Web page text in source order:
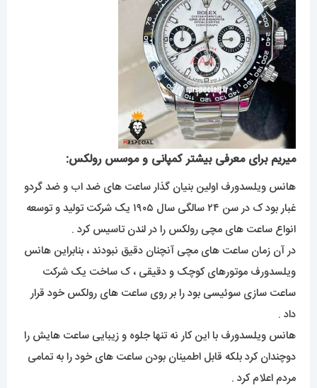
میریم برای معرفی بیشتر کمپانی و موسس رولکس:
هانس ویلسدورف اولین بنیان گذار ساعت های ضد اب و ضد گردو
غبار بود ک در سن ۲۴ سالگی سال ۱۹۰۵ یک شرکت تولید و توسعه
انواع ساعت های مچی رولکس را در لندن تاسیس کرد .
در آن زمان ساعت های مچی آنچنان دقیق نبودند ، بنابراین هانس
ویلسدورف موتورهای کوچک و دقیقی ، ک ساخت یک شرکت
ساعت سازی سوئیسی بود را بر روی ساعت های رولکس خود قرار
داد .
هانس ویلسدورف با این کار نه تنها جلوه و زیبایی ساعت هایش را
دوچندان کرد بلکه قابل اطمینان بودن ساعت های خود را به تمامی
مردم اعلام کرد .